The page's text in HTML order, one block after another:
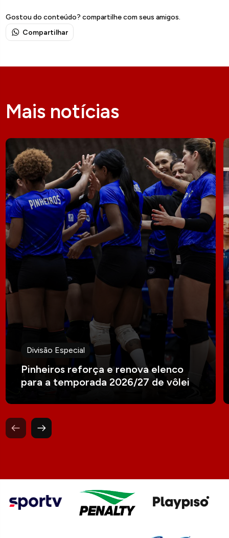
Gostou do conteúdo? compartilhe com seus amigos.
Compartilhar
Mais notícias
Divisão Especial
Pinheiros reforça e renova elenco
para a temporada 2026/27 de vôlei